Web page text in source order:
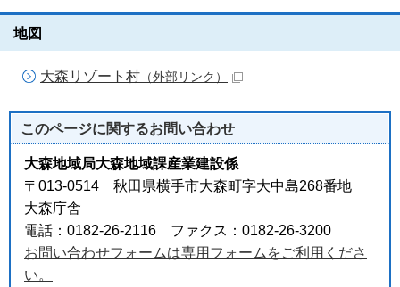
地図
大森リゾート村 （外部リンク）
このページに関するお問い合わせ
大森地域局大森地域課産業建設係
〒013-0514 秋田県横手市大森町字大中島268番地
大森庁舎
電話：0182-26-2116 ファクス：0182-26-3200
お問い合わせフォームは専用フォームをご利用くださ
い。